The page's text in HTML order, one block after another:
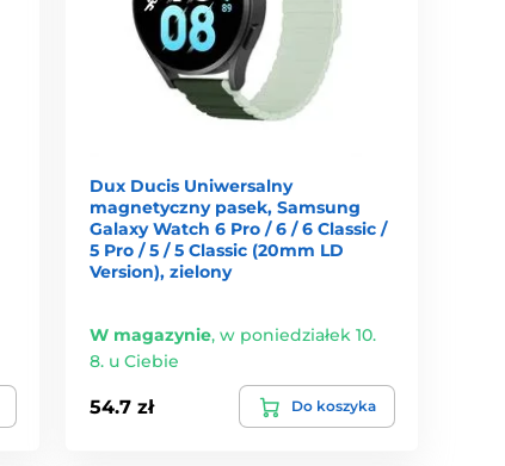
Dux Ducis Uniwersalny
magnetyczny pasek, Samsung
Galaxy Watch 6 Pro / 6 / 6 Classic /
5 Pro / 5 / 5 Classic (20mm LD
Version), zielony
W magazynie,w poniedziałek 10.
8. u Ciebie
54.7 zł Do koszyka